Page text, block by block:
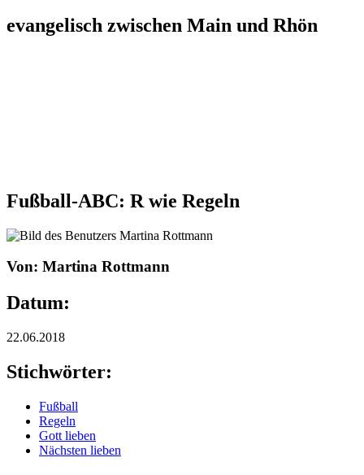
evangelisch zwischen Main und Rhön
Fußball-ABC: R wie Regeln
Von: Martina Rottmann
Datum:
22.06.2018
Stichwörter:
Fußball
Regeln
Gott lieben
Nächsten lieben